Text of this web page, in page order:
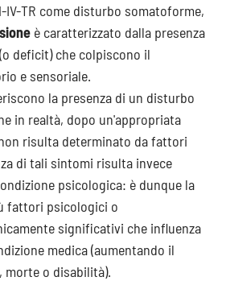
IV-TR come disturbo somatoforme,
è caratterizzato dalla presenza
deficit) che colpiscono il
e sensoriale.
la presenza di un disturbo
in realtà, dopo un'appropriata
risulta determinato da fattori
di tali sintomi risulta invece
psicologica: è dunque la
fattori psicologici o
significativi che influenza
medica (aumentando il
morte o disabilità).